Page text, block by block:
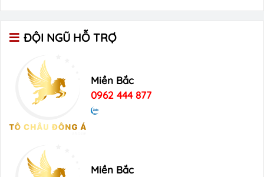
ĐỘI NGŨ HỖ TRỢ
Miền Bắc
0962 444 877
Miền Bắc